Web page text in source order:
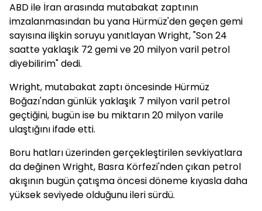
ABD ile İran arasında mutabakat zaptının
imzalanmasından bu yana Hürmüz'den geçen gemi
sayısına ilişkin soruyu yanıtlayan Wright, "Son 24
saatte yaklaşık 72 gemi ve 20 milyon varil petrol
diyebilirim" dedi.
Wright, mutabakat zaptı öncesinde Hürmüz
Boğazı'ndan günlük yaklaşık 7 milyon varil petrol
geçtiğini, bugün ise bu miktarın 20 milyon varile
ulaştığını ifade etti.
Boru hatları üzerinden gerçekleştirilen sevkiyatlara
da değinen Wright, Basra Körfezi'nden çıkan petrol
akışının bugün çatışma öncesi döneme kıyasla daha
yüksek seviyede olduğunu ileri sürdü.